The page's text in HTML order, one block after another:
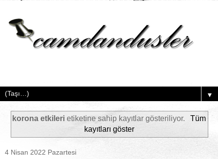
▼
korona etkileri etiketine sahip kayıtlar gösteriliyor.
Tüm
kayıtları göster
4 Nisan 2022 Pazartesi